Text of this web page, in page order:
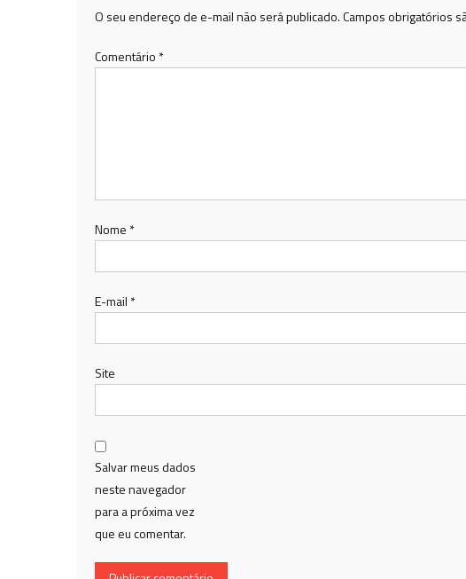
O seu endereço de e-mail não será publicado.Campos obrigatórios
Comentário *
Nome *
E-mail *
Site
Salvar meus dados
neste navegador
para a próxima vez
que eu comentar.